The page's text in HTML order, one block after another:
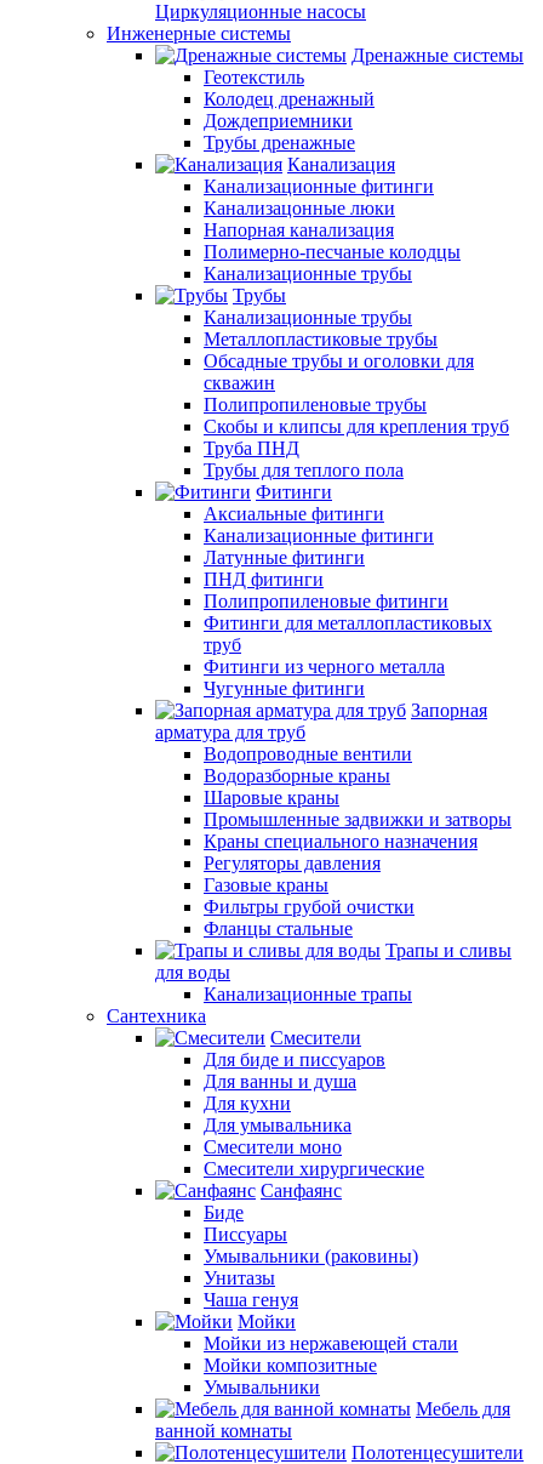
Циркуляционные насосы
Инженерные системы
Дренажные системы
Геотекстиль
Колодец дренажный
Дождеприемники
Трубы дренажные
Канализация
Канализационные фитинги
Канализацонные люки
Напорная канализация
Полимерно-песчаные колодцы
Канализационные трубы
Трубы
Канализационные трубы
Металлопластиковые трубы
Обсадные трубы и оголовки для
скважин
Полипропиленовые трубы
Скобы и клипсы для крепления труб
Труба ПНД
Трубы для теплого пола
Фитинги
Аксиальные фитинги
Канализационные фитинги
Латунные фитинги
ПНД фитинги
Полипропиленовые фитинги
Фитинги для металлопластиковых
труб
Фитинги из черного металла
Чугунные фитинги
Запорная
арматура для труб
Водопроводные вентили
Водоразборные краны
Шаровые краны
Промышленные задвижки и затворы
Краны специального назначения
Регуляторы давления
Газовые краны
Фильтры грубой очистки
Фланцы стальные
Трапы и сливы
для воды
Канализационные трапы
Сантехника
Смесители
Для биде и писсуаров
Для ванны и душа
Для кухни
Для умывальника
Смесители моно
Смесители хирургические
Санфаянс
Биде
Писсуары
Умывальники (раковины)
Унитазы
Чаша генуя
Мойки
Мойки из нержавеющей стали
Мойки композитные
Умывальники
Мебель для
ванной комнаты
Полотенцесушители